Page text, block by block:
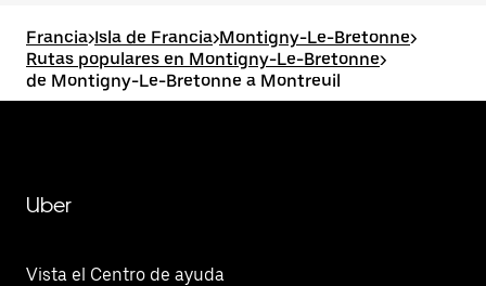
Francia>Isla de Francia>Montigny-Le-Bretonne>
Rutas populares en Montigny-Le-Bretonne>
de Montigny-Le-Bretonne a Montreuil
Uber
Vista el Centro de ayuda